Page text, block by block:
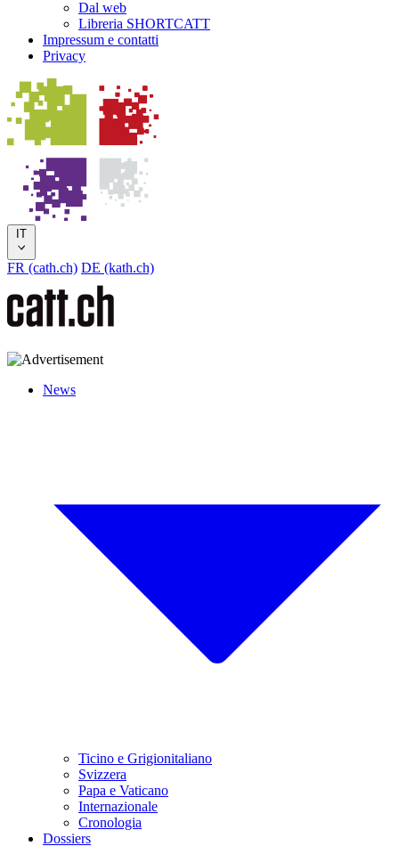
Dal web
Libreria SHORTCATT
Impressum e contatti
Privacy
IT
FR (cath.ch) DE (kath.ch)
News
Ticino e Grigionitaliano
Svizzera
Papa e Vaticano
Internazionale
Cronologia
Dossiers